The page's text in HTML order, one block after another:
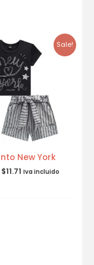
Sale!
New York
$11.71 Iva incluido